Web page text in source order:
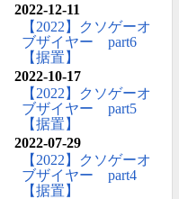
2022-12-11
【2022】クソゲーオ
ブザイヤー part6
【据置】
2022-10-17
【2022】クソゲーオ
ブザイヤー part5
【据置】
2022-07-29
【2022】クソゲーオ
ブザイヤー part4
【据置】